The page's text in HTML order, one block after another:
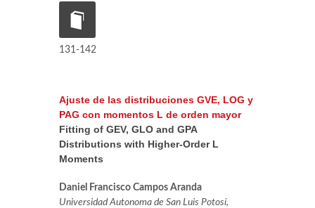
131-142
Ajuste de las distribuciones GVE, LOG y
PAG con momentos L de orden mayor
Fitting of GEV, GLO and GPA
Distributions with Higher-Order L
Moments
Daniel Francisco Campos Aranda
Universidad Autonoma de San Luis Potosí,